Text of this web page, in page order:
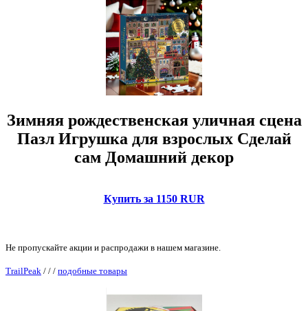
Зимняя рождественская уличная сцена
Пазл Игрушка для взрослых Сделай
сам Домашний декор
Купить за 1150 RUR
Не пропускайте акции и распродажи в нашем магазине.
TrailPeak / / / подобные товары